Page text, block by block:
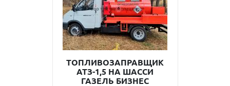
ТОПЛИВОЗАПРАВЩИК
АТЗ-1,5 НА ШАССИ
ГАЗЕЛЬ БИЗНЕС